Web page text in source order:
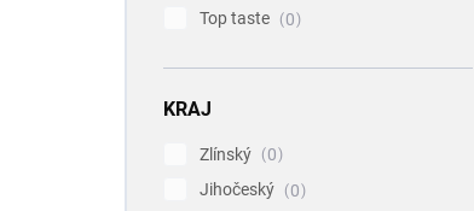
Top taste
0
KRAJ
Zlínský
0
Jihočeský
0